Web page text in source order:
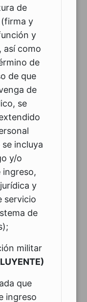
de
y
y
así como
de
de que
de
se
incluya
y/o
ingreso,
y
servicio
de
militar
que
ingreso